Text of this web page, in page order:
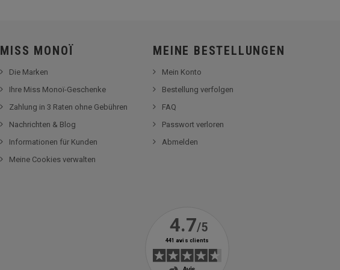
MISS MONOÏ
Die Marken
Ihre Miss Monoï-Geschenke
Zahlung in 3 Raten ohne Gebühren
Nachrichten & Blog
Informationen für Kunden
Meine Cookies verwalten
MEINE BESTELLUNGEN
Mein Konto
Bestellung verfolgen
FAQ
Passwort verloren
Abmelden